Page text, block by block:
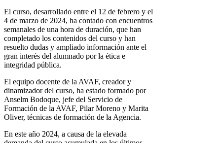
El curso, desarrollado entre el 12 de febrero y el
4 de marzo de 2024, ha contado con encuentros
semanales de una hora de duración, que han
completado los contenidos del curso y han
resuelto dudas y ampliado información ante el
gran interés del alumnado por la ética e
integridad pública.
El equipo docente de la AVAF, creador y
dinamizador del curso, ha estado formado por
Anselm Bodoque, jefe del Servicio de
Formación de la AVAF, Pilar Moreno y Marita
Oliver, técnicas de formación de la Agencia.
En este año 2024, a causa de la elevada